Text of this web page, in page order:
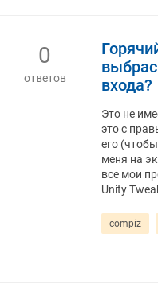
0
ответов
входа?
Это не
это с
его
меня на
все мои
Unity
compiz